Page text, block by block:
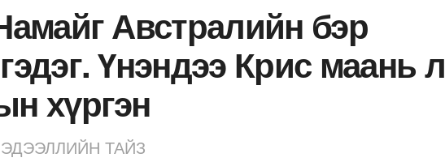
Австралийн бэр
Үнэндээ Крис маань л
хүргэн
ТАЙЗ